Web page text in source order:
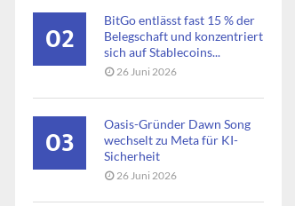
02
BitGo entlässt fast 15 % der
Belegschaft und konzentriert
sich auf Stablecoins...
26 Juni 2026
03
Oasis-Gründer Dawn Song
wechselt zu Meta für KI-
Sicherheit
26 Juni 2026